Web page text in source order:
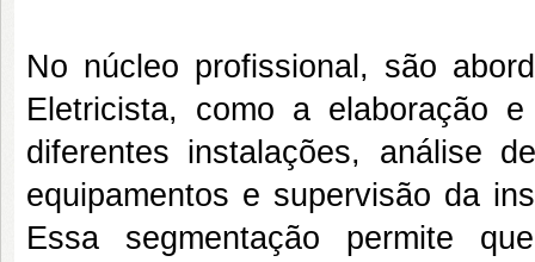
No núcleo profissional, são
Eletricista, como a elaboração
diferentes instalações, análise
equipamentos e supervisão da
Essa segmentação permite